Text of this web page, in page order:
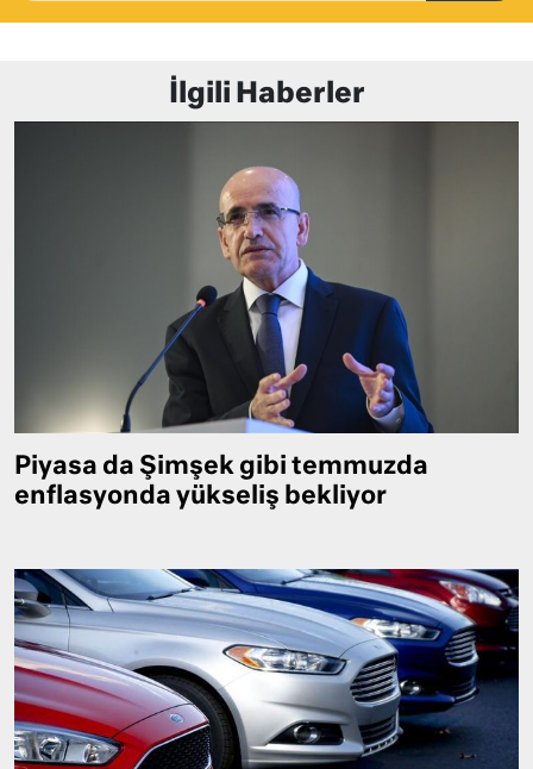
İlgili Haberler
Piyasa da Şimşek gibi temmuzda
enflasyonda yükseliş bekliyor